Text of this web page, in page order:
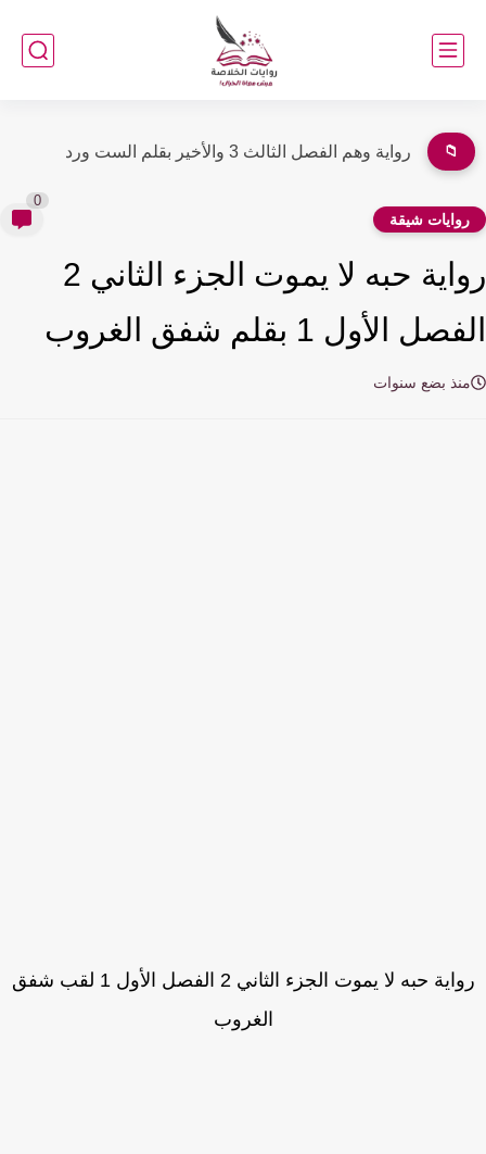
📁 رواية وهم الفصل الثاني 2 بقلم الست ورد
شيقة
رواية حبه لا يموت الجزء الثاني 2
الأول 1 بقلم شفق الغروب
بضع سنوات
رواية حبه لا يموت الجزء الثاني 2 الفصل الأول 1 لقب شفق
الغروب